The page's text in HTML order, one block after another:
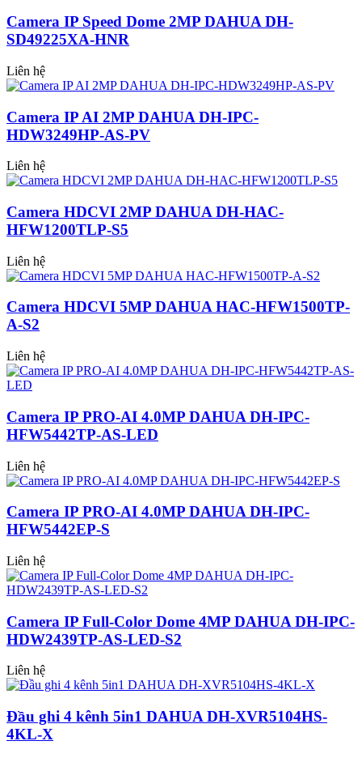
Camera IP Speed Dome 2MP DAHUA DH-
SD49225XA-HNR
Liên hệ
Camera IP AI 2MP DAHUA DH-IPC-
HDW3249HP-AS-PV
Liên hệ
Camera HDCVI 2MP DAHUA DH-HAC-
HFW1200TLP-S5
Liên hệ
Camera HDCVI 5MP DAHUA HAC-HFW1500TP-
A-S2
Liên hệ
Camera IP PRO-AI 4.0MP DAHUA DH-IPC-
HFW5442TP-AS-LED
Liên hệ
Camera IP PRO-AI 4.0MP DAHUA DH-IPC-
HFW5442EP-S
Liên hệ
Camera IP Full-Color Dome 4MP DAHUA DH-IPC-
HDW2439TP-AS-LED-S2
Liên hệ
Đầu ghi 4 kênh 5in1 DAHUA DH-XVR5104HS-
4KL-X